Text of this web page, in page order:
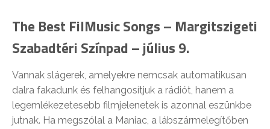
The Best FilMusic Songs – Margitszigeti
Szabadtéri Színpad – július 9.
Vannak slágerek, amelyekre nemcsak automatikusan
dalra fakadunk és felhangosítjuk a rádiót, hanem a
legemlékezetesebb filmjelenetek is azonnal eszünkbe
jutnak. Ha megszólal a Maniac, a lábszármelegítőben